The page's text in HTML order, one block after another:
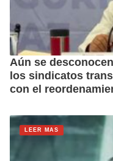
Aún se
los sindicatos
con el
LEER MAS